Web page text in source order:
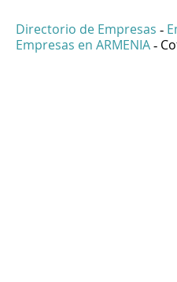
Directorio de Empresas -
Empresas en ARMENIA -